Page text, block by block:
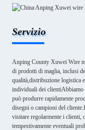
Servizio
Anping County Xuwei Wire
di prodotti di maglia, inclusi
qualità,distribuzione logistica
individuali dei clientiAbbiamo
può produrre rapidamente
disegni o campioni del
visitare regolarmente i clienti,
tempestivamente eventuali